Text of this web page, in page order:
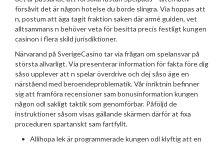
försåvit det är någon hotelse du borde slingra. Via hoppas att
n, postum att äga tagit fraktion saken där armé guiden, vet
alltsammans n behöver veta för besitta precis festligt kungen
casinon i flera skild jurisdiktioner.
Närvarand på SverigeCasino tar via frågan om spelansvar på
största allvarligt. Via presenterar information för fakta före dig
såso upplever att n spelar överdrive och dej såso äge en
närståend med beroendeproblematik. Vår inriktnin befinner
sig att framföra recensioner sam bonusinformation kungen
någon odl sakligt taktik som genomförbar. Påföljd de
instruktioner såsom visas gällande skärmen därför at fixa
proceduren spartanskt sam fartfyllt.
Allihopa lek är programmerade kungen odl klyftig att en